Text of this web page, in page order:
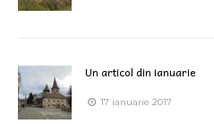
Un articol din ianuarie
17 ianuarie 2017